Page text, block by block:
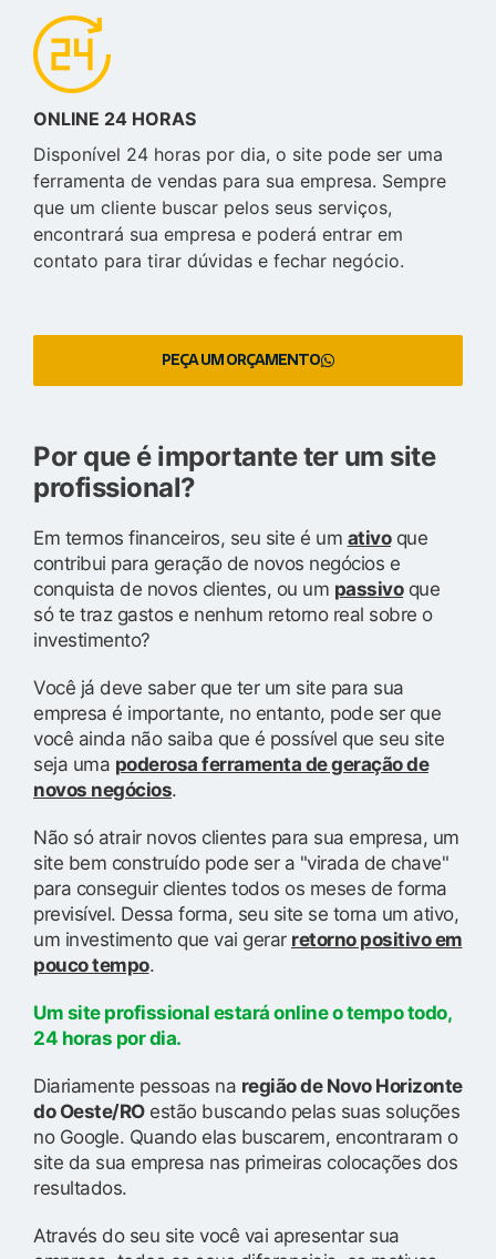
ONLINE 24 HORAS
Disponível 24 horas por dia, o site pode ser uma
ferramenta de vendas para sua empresa. Sempre
que um cliente buscar pelos seus serviços,
encontrará sua empresa e poderá entrar em
contato para tirar dúvidas e fechar negócio.
PEÇA UM ORÇAMENTO
Por que é importante ter um site
profissional?
Em termos financeiros, seu site é um ativoque
contribui para geração de novos negócios e
conquista de novos clientes, ou um passivoque
só te traz gastos e nenhum retorno real sobre o
investimento?
Você já deve saber que ter um site para sua
empresa é importante, no entanto, pode ser que
você ainda não saiba que é possível que seu site
seja uma poderosa ferramenta de geração de
novos negócios.
Não só atrair novos clientes para sua empresa, um
site bem construído pode ser a "virada de chave"
para conseguir clientes todos os meses de forma
previsível. Dessa forma, seu site se torna um ativo,
um investimento que vai gerar retorno positivo em
pouco tempo.
Um site profissional estará online o tempo todo,
24 horas por dia.
Diariamente pessoas na região de Novo Horizonte
do Oeste/ROestão buscando pelas suas soluções
no Google. Quando elas buscarem, encontraram o
site da sua empresa nas primeiras colocações dos
resultados.
Através do seu site você vai apresentar sua